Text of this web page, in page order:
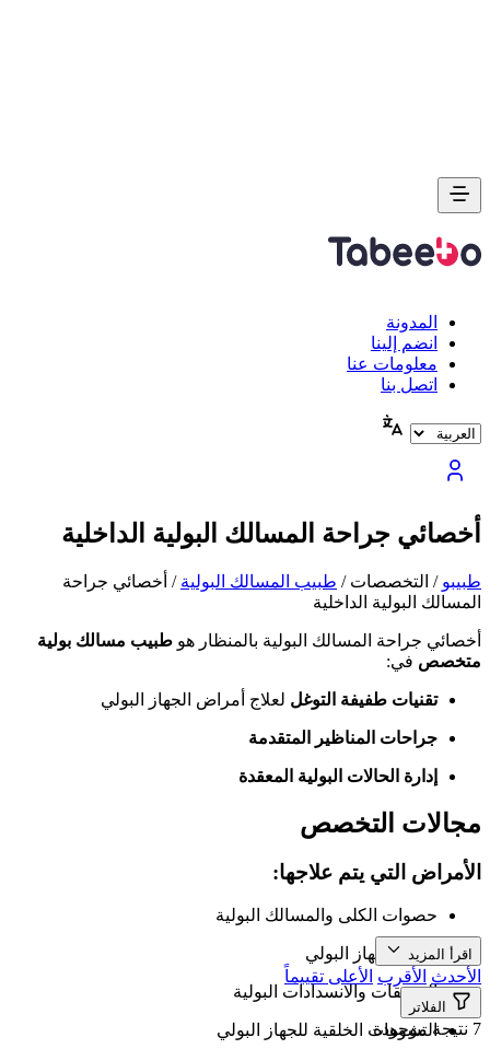
المدونة
انضم إلينا
معلومات عنا
اتصل بنا
أخصائي جراحة المسالك البولية الداخلية
طبیبو / التخصصات / طبيب المسالك البولية / أخصائي جراحة
المسالك البولية الداخلية
أخصائي جراحة المسالك البولية بالمنظار هو طبيب مسالك بولية
متخصص في:
تقنيات طفيفة التوغل لعلاج أمراض الجهاز البولي
جراحات المناظير المتقدمة
إدارة الحالات البولية المعقدة
مجالات التخصص
الأمراض التي يتم علاجها:
حصوات الكلى والمسالك البولية
أورام الجهاز البولي
التضيقات والانسدادات البولية
التشوهات الخلقية للجهاز البولي
اقرأ المزيد
الأحدث الأقرب الأعلى تقييماً
الفلاتر
7 نتيجة موجودة